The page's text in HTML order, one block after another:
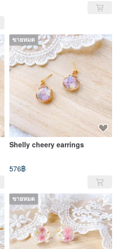
ขายหมด
Shelly cheery earrings
576฿
ขายหมด